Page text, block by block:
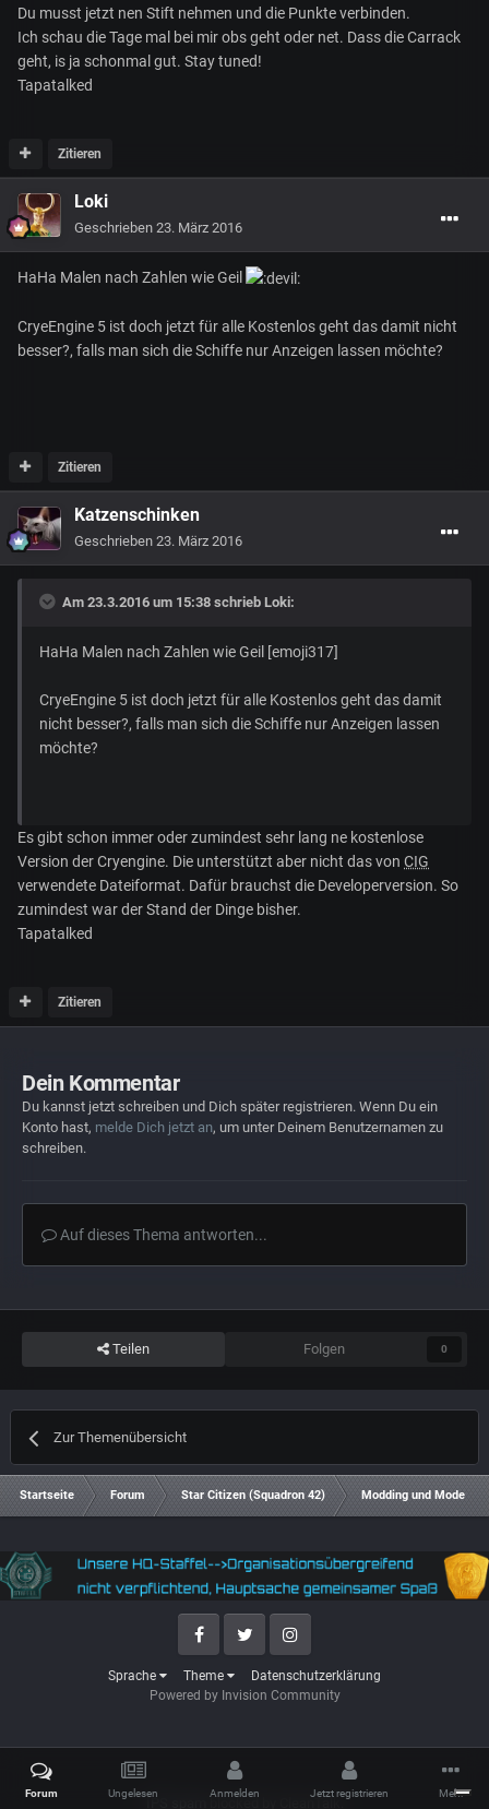
Du musst jetzt nen Stift nehmen und die Punkte verbinden.
Ich schau die Tage mal bei mir obs geht oder net. Dass die Carrack
geht, is ja schonmal gut. Stay tuned!
Tapatalked
Zitieren
Loki
Geschrieben 23. März 2016
HaHa Malen nach Zahlen wie Geil
CryeEngine 5 ist doch jetzt für alle Kostenlos geht das damit nicht
besser?, falls man sich die Schiffe nur Anzeigen lassen möchte?
Zitieren
Katzenschinken
Geschrieben 23. März 2016
Am 23.3.2016 um 15:38 schrieb Loki:
HaHa Malen nach Zahlen wie Geil [emoji317]
CryeEngine 5 ist doch jetzt für alle Kostenlos geht das damit
nicht besser?, falls man sich die Schiffe nur Anzeigen lassen
möchte?
Es gibt schon immer oder zumindest sehr lang ne kostenlose
Version der Cryengine. Die unterstützt aber nicht das von CIG
verwendete Dateiformat. Dafür brauchst die Developerversion. So
zumindest war der Stand der Dinge bisher.
Tapatalked
Zitieren
Dein Kommentar
Du kannst jetzt schreiben und Dich später registrieren. Wenn Du ein
Konto hast, melde Dich jetzt an, um unter Deinem Benutzernamen zu
schreiben.
Auf dieses Thema antworten...
Teilen Folgen 0
Zur Themenübersicht
Startseite Forum Star Citizen (Squadron 42) Modding und Modeling
Sprache Theme Datenschutzerklärung
FacebookTwitter Instagram
Powered by Invision Community
Forum Ungelesen Anmelden Jetzt registrieren Mehr